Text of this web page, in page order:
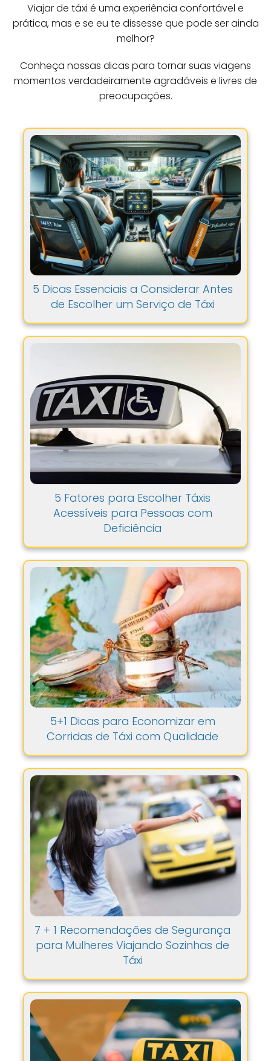
Viajar de táxi é uma experiência confortável e
prática, mas e se eu te dissesse que pode ser ainda
melhor?
Conheça nossas dicas para tornar suas viagens
momentos verdadeiramente agradáveis e livres de
preocupações.
5 Dicas Essenciais a Considerar Antes
de Escolher um Serviço de Táxi
5 Fatores para Escolher Táxis
Acessíveis para Pessoas com
Deficiência
5+1 Dicas para Economizar em
Corridas de Táxi com Qualidade
7 + 1 Recomendações de Segurança
para Mulheres Viajando Sozinhas de
Táxi